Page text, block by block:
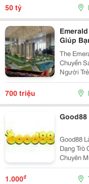
Định
10 Triệu...
50 tỷ
Giúp
The
Chuyển
Người
Nhưng
Mang
700 triệu
Good88
Good88
Dạng Trò
Chuyên
Trực
Thoại
1.000₫